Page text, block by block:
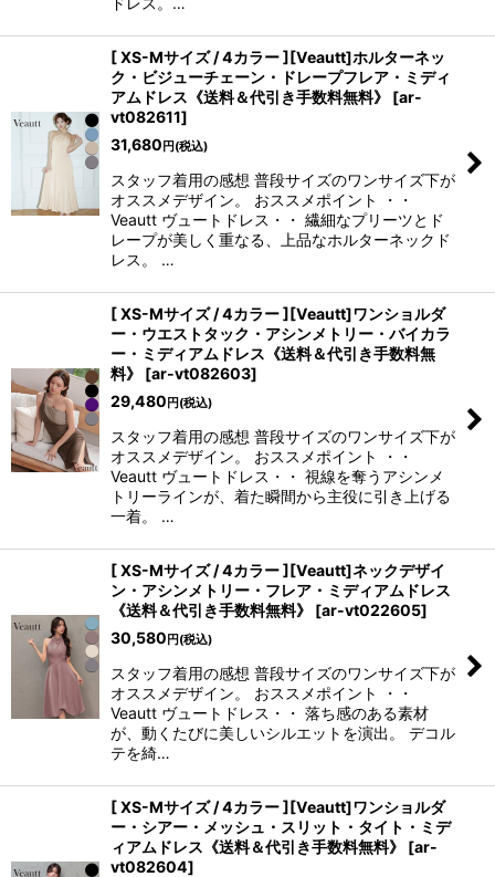
[ XS-Mサイズ / 4カラー ][Veautt]ホルターネッ
ク・ビジューチェーン・ドレープフレア・ミディ
アムドレス《送料＆代引き手数料無料》
[ar-
vt082611]
31,680 円 (税込)
スタッフ着用の感想 普段サイズのワンサイズ下が
オススメデザイン。 おススメポイント ・・
Veautt ヴュートドレス・・ 繊細なプリーツとド
レープが美しく重なる、上品なホルターネックド
レス。 …
[ XS-Mサイズ / 4カラー ][Veautt]ワンショルダ
ー・ウエストタック・アシンメトリー・バイカラ
ー・ミディアムドレス《送料＆代引き手数料無
料》
[ar-vt082603]
29,480 円 (税込)
スタッフ着用の感想 普段サイズのワンサイズ下が
オススメデザイン。 おススメポイント ・・
Veautt ヴュートドレス・・ 視線を奪うアシンメ
トリーラインが、着た瞬間から主役に引き上げる
一着。 …
[ XS-Mサイズ / 4カラー ][Veautt]ネックデザイ
ン・アシンメトリー・フレア・ミディアムドレス
《送料＆代引き手数料無料》
[ar-vt022605]
30,580 円 (税込)
スタッフ着用の感想 普段サイズのワンサイズ下が
オススメデザイン。 おススメポイント ・・
Veautt ヴュートドレス・・ 落ち感のある素材
が、動くたびに美しいシルエットを演出。 デコル
テを綺…
[ XS-Mサイズ / 4カラー ][Veautt]ワンショルダ
ー・シアー・メッシュ・スリット・タイト・ミデ
ィアムドレス《送料＆代引き手数料無料》
[ar-
vt082604]